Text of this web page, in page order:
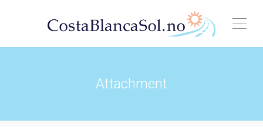
Attachment